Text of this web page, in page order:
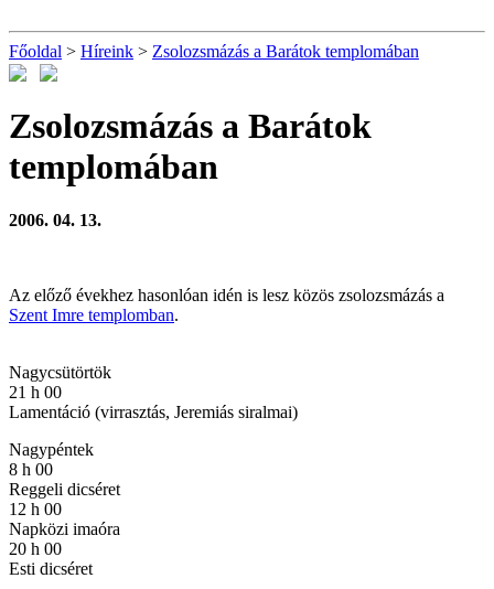
Főoldal > Híreink > Zsolozsmázás a Barátok templomában
Zsolozsmázás a Barátok
templomában
2006. 04. 13.
Az előző évekhez hasonlóan idén is lesz közös zsolozsmázás a
Szent Imre templomban.
Nagycsütörtök
21 h 00
Lamentáció (virrasztás, Jeremiás siralmai)
Nagypéntek
8 h 00
Reggeli dicséret
12 h 00
Napközi imaóra
20 h 00
Esti dicséret